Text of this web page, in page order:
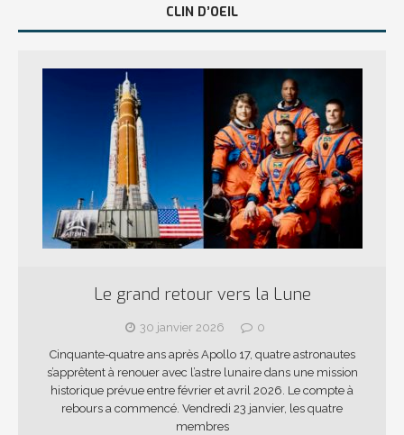
CLIN D’OEIL
Le grand retour vers la Lune
30 janvier 2026
0
Cinquante-quatre ans après Apollo 17, quatre astronautes
s’apprêtent à renouer avec l’astre lunaire dans une mission
historique prévue entre février et avril 2026. Le compte à
rebours a commencé. Vendredi 23 janvier, les quatre
membres